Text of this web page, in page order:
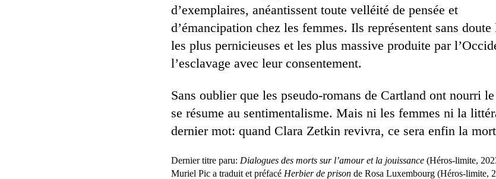
d’exemplaires, anéantissent toute velléité de pensée et
d’émancipation chez les femmes. Ils représentent sans doute
les plus pernicieuses et les plus massive produite par
l’esclavage avec leur consentement.
Sans oublier que les pseudo-­romans de Cartland ont nourri
se résume au sentimentalisme. Mais ni les femmes ni la
dernier mot: quand Clara Zetkin revivra, ce sera enfin la
Dernier titre paru: Dialogues des morts sur l’amour et la jouissance (Héros-limite,
Muriel Pic a traduit et préfacé Herbier de prison de Rosa Luxembourg (Héros-limite,